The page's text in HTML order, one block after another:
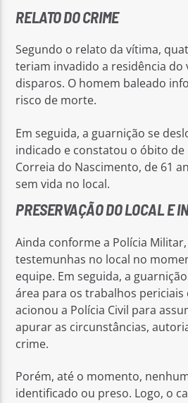
RELATO DO CRIME
Segundo o relato da vítima,
teriam invadido a residência do
disparos. O homem baleado
risco de morte.
Em seguida, a guarnição se
indicado e constatou o óbito de
Correia do Nascimento, de 61
sem vida no local.
PRESERVAÇÃO DO LOCAL E
Ainda conforme a Polícia
testemunhas no local no
equipe. Em seguida, a
área para os trabalhos
acionou a Polícia Civil para
apurar as circunstâncias,
crime.
Porém, até o momento,
identificado ou preso. Logo, o